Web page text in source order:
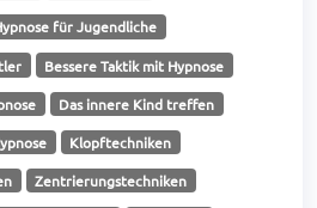
für Jugendliche
Bessere Taktik mit Hypnose
Das innere Kind treffen
Klopftechniken
Zentrierungstechniken